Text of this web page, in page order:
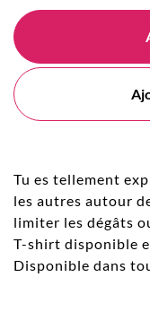
Tu es tellement
les autres autour
limiter les dégâts
T-shirt disponible
Disponible dans